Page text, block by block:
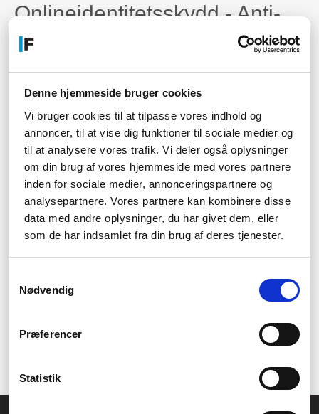
Denne hjemmeside bruger cookies
Vi bruger cookies til at tilpasse vores indhold og
annoncer, til at vise dig funktioner til sociale medier og
til at analysere vores trafik. Vi deler også oplysninger
om din brug af vores hjemmeside med vores partnere
inden for sociale medier, annonceringspartnere og
analysepartnere. Vores partnere kan kombinere disse
data med andre oplysninger, du har givet dem, eller
som de har indsamlet fra din brug af deres tjenester.
Nødvendig
Præferencer
Statistik
Onlineidentitetsskydd - Anti-
Phishing skyddar din
onlineidentitet genom att
spåra och blockera
webbsajter som är ämnade för
att stjäla dina personliga
uppgifter.
Borttagningsfunktion -
Kaspersky Virus Removal Tool
hjälper användare att ta bort
illasinnad kod från sina
datorer, vilket minskar risken
Välj Kaspersky Labs programvara för effektivt skydd mot
cyberhot, oavsett om du är privatperson eller företagskund.